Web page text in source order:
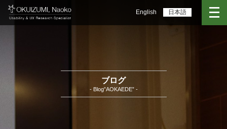
English 日本語
ブログ
- Blog”AOKAEDE” -